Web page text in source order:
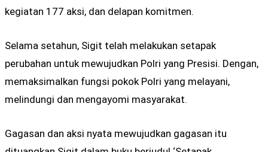
kegiatan 177 aksi, dan delapan komitmen.
Selama setahun, Sigit telah melakukan setapak
perubahan untuk mewujudkan Polri yang Presisi. Dengan,
memaksimalkan fungsi pokok Polri yang melayani,
melindungi dan mengayomi masyarakat.
Gagasan dan aksi nyata mewujudkan gagasan itu